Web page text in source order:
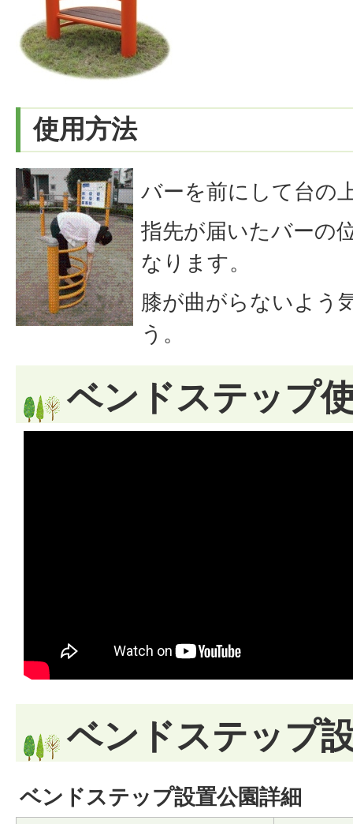
使用方法
バーを前にして台の
指先が届いたバーの
なります。
膝が曲がらないよう
う。
ベンドステップ
ベンドステップ
ベンドステップ設置公園詳細